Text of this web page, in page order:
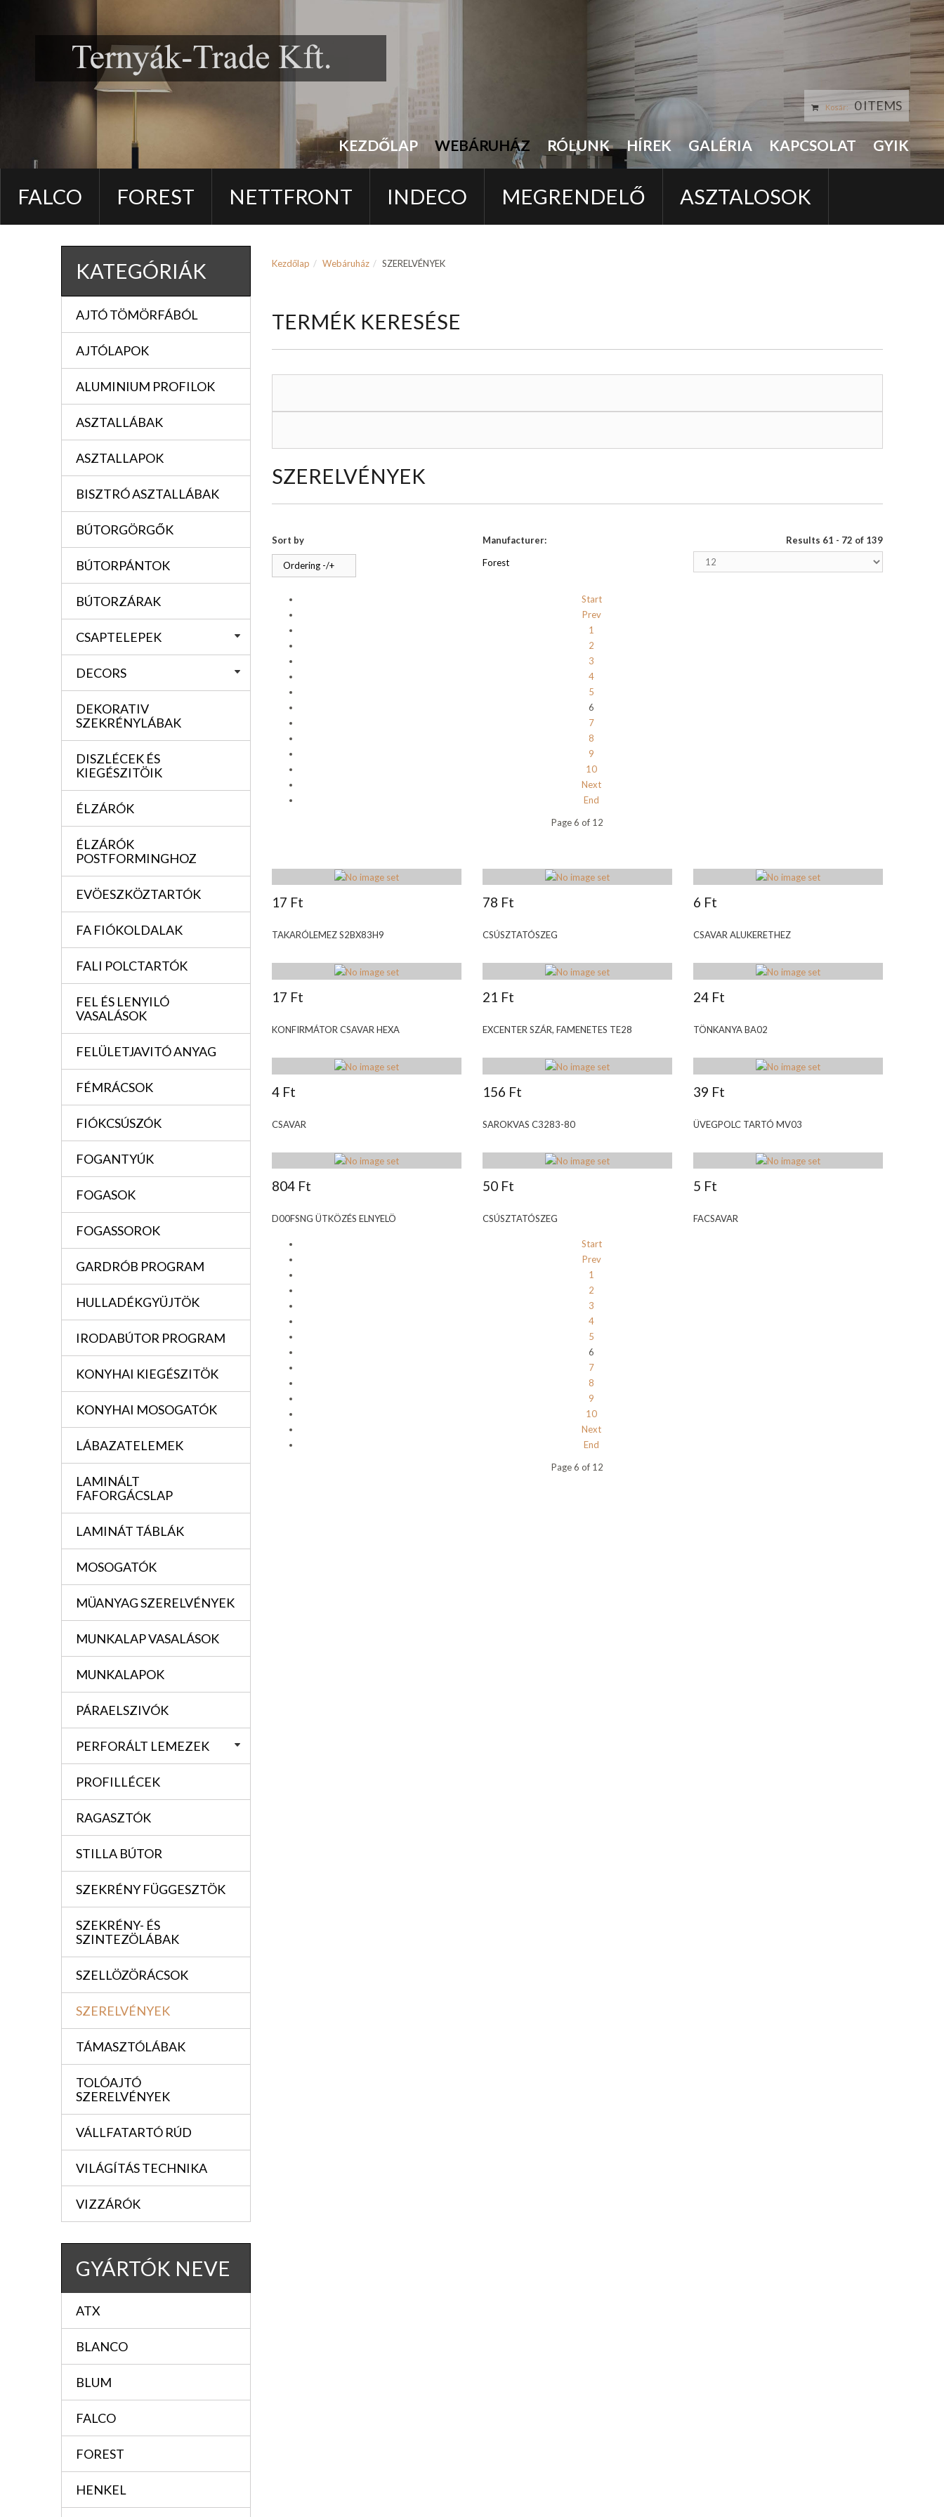
KEZDŐLAP WEBÁRUHÁZ RÓLUNK HÍREK GALÉRIA KAPCSOLAT GYIK
Kosár: 0 ITEMS
FALCO FOREST NETTFRONT INDECO MEGRENDELŐ ASZTALOSOK
KATEGÓRIÁK
AJTÓ TÖMÖRFÁBÓL
AJTÓLAPOK
ALUMINIUM PROFILOK
ASZTALLÁBAK
ASZTALLAPOK
BISZTRÓ ASZTALLÁBAK
BÚTORGÖRGŐK
BÚTORPÁNTOK
BÚTORZÁRAK
CSAPTELEPEK
DECORS
DEKORATIV
SZEKRÉNYLÁBAK
DISZLÉCEK ÉS
KIEGÉSZITÖIK
ÉLZÁRÓK
ÉLZÁRÓK
POSTFORMINGHOZ
EVÖESZKÖZTARTÓK
FA FIÓKOLDALAK
FALI POLCTARTÓK
FEL ÉS LENYILÓ
VASALÁSOK
FELÜLETJAVITÓ ANYAG
FÉMRÁCSOK
FIÓKCSÚSZÓK
FOGANTYÚK
FOGASOK
FOGASSOROK
GARDRÓB PROGRAM
HULLADÉKGYÜJTÖK
IRODABÚTOR PROGRAM
KONYHAI KIEGÉSZITÖK
KONYHAI MOSOGATÓK
LÁBAZATELEMEK
LAMINÁLT
FAFORGÁCSLAP
LAMINÁT TÁBLÁK
MOSOGATÓK
MÜANYAG SZERELVÉNYEK
MUNKALAP VASALÁSOK
MUNKALAPOK
PÁRAELSZIVÓK
PERFORÁLT LEMEZEK
PROFILLÉCEK
RAGASZTÓK
STILLA BÚTOR
SZEKRÉNY FÜGGESZTÖK
SZEKRÉNY- ÉS
SZINTEZÖLÁBAK
SZELLÖZÖRÁCSOK
SZERELVÉNYEK
TÁMASZTÓLÁBAK
TOLÓAJTÓ
SZERELVÉNYEK
VÁLLFATARTÓ RÚD
VILÁGÍTÁS TECHNIKA
VIZZÁRÓK
GYÁRTÓK NEVE
ATX
BLANCO
BLUM
FALCO
FOREST
HENKEL
Kezdőlap Webáruház SZERELVÉNYEK
TERMÉK KERESÉSE
SZERELVÉNYEK
Sort by
Ordering -/+
Manufacturer:
Forest
Results 61 - 72 of 139
Start
Prev
1
2
3
4
5
6
7
8
9
10
Next
End
Page 6 of 12
17 Ft
TAKARÓLEMEZ S2BX83H9
78 Ft
CSÚSZTATÓSZEG
6 Ft
CSAVAR ALUKERETHEZ
17 Ft
KONFIRMÁTOR CSAVAR HEXA
21 Ft
EXCENTER SZÁR, FAMENETES TE28
24 Ft
TÖNKANYA BA02
4 Ft
CSAVAR
156 Ft
SAROKVAS C3283-80
39 Ft
ÜVEGPOLC TARTÓ MV03
804 Ft
D00FSNG ÜTKÖZÉS ELNYELÖ
50 Ft
CSÚSZTATÓSZEG
5 Ft
FACSAVAR
Start
Prev
1
2
3
4
5
6
7
8
9
10
Next
End
Page 6 of 12